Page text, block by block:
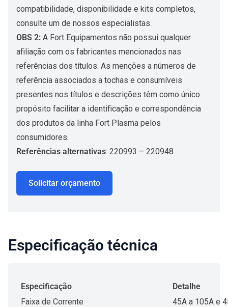
compatibilidade, disponibilidade e kits completos,
consulte um de nossos especialistas.
OBS 2: A Fort Equipamentos não possui qualquer
afiliação com os fabricantes mencionados nas
referências dos títulos. As menções a números de
referência associados a tochas e consumíveis
presentes nos títulos e descrições têm como único
propósito facilitar a identificação e correspondência
dos produtos da linha Fort Plasma pelos
consumidores.
Referências alternativas: 220993 – 220948.
Solicitar orçamento
Especificação técnica
Especificação
Detalhe
Faixa de Corrente
45A a 105A e